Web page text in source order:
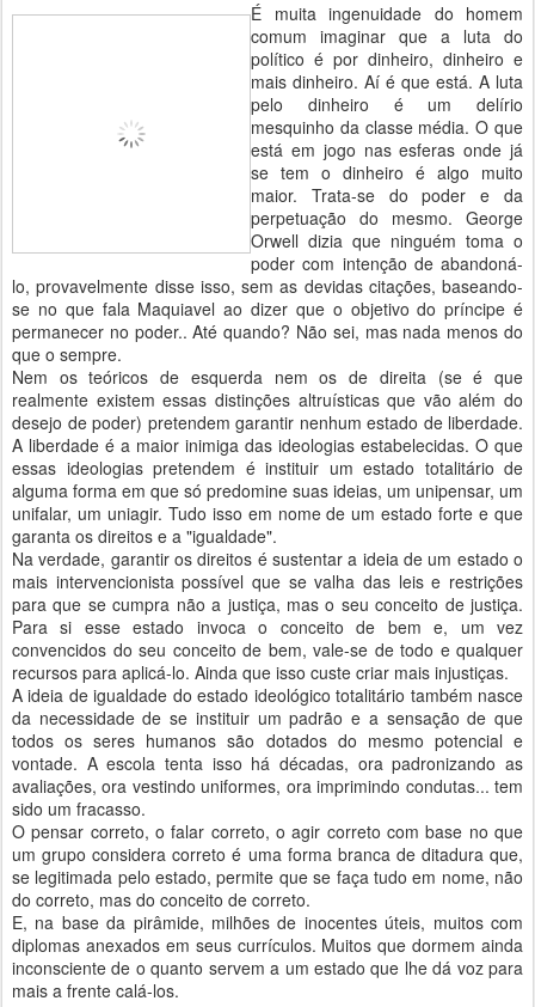
É muita ingenuidade do homem
comum imaginar que a luta do
político é por dinheiro, dinheiro e
mais dinheiro. Aí é que está. A luta
pelo dinheiro é um delírio
mesquinho da classe média. O que
está em jogo nas esferas onde já
se tem o dinheiro é algo muito
maior. Trata-se do poder e da
perpetuação do mesmo. George
Orwell dizia que ninguém toma o
poder com intenção de abandoná-
lo, provavelmente disse isso, sem as devidas citações, baseando-
se no que fala Maquiavel ao dizer que o objetivo do príncipe é
permanecer no poder.. Até quando? Não sei, mas nada menos do
que o sempre.
Nem os teóricos de esquerda nem os de direita (se é que
realmente existem essas distinções altruísticas que vão além do
desejo de poder) pretendem garantir nenhum estado de liberdade.
A liberdade é a maior inimiga das ideologias estabelecidas. O que
essas ideologias pretendem é instituir um estado totalitário de
alguma forma em que só predomine suas ideias, um unipensar, um
unifalar, um uniagir. Tudo isso em nome de um estado forte e que
garanta os direitos e a "igualdade".
Na verdade, garantir os direitos é sustentar a ideia de um estado o
mais intervencionista possível que se valha das leis e restrições
para que se cumpra não a justiça, mas o seu conceito de justiça.
Para si esse estado invoca o conceito de bem e, um vez
convencidos do seu conceito de bem, vale-se de todo e qualquer
recursos para aplicá-lo. Ainda que isso custe criar mais injustiças.
A ideia de igualdade do estado ideológico totalitário também nasce
da necessidade de se instituir um padrão e a sensação de que
todos os seres humanos são dotados do mesmo potencial e
vontade. A escola tenta isso há décadas, ora padronizando as
avaliações, ora vestindo uniformes, ora imprimindo condutas... tem
sido um fracasso.
O pensar correto, o falar correto, o agir correto com base no que
um grupo considera correto é uma forma branca de ditadura que,
se legitimada pelo estado, permite que se faça tudo em nome, não
do correto, mas do conceito de correto.
E, na base da pirâmide, milhões de inocentes úteis, muitos com
diplomas anexados em seus currículos. Muitos que dormem ainda
inconsciente de o quanto servem a um estado que lhe dá voz para
mais a frente calá-los.